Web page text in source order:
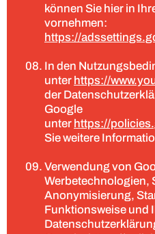
können Sie hier in
vornehmen:
https://
In den
unter https://
der
Google
unter https://
Sie weitere
Verwendung von
Werbetechnologien,
Anonymisierung,
Funktionsweise und